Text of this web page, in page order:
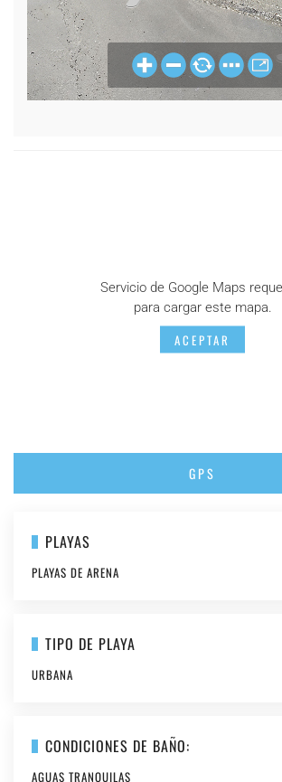
Servicio de Google Maps
para cargar este mapa.
ACEPTAR
GPS
PLAYAS
PLAYAS DE ARENA
TIPO DE PLAYA
URBANA
CONDICIONES DE BAÑO:
AGUAS TRANQUILAS